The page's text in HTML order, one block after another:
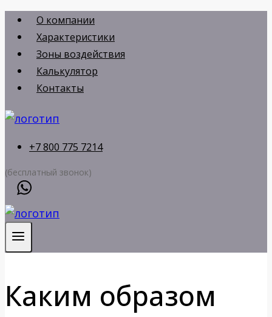
Перейти
содержимому
О компании
Характеристики
Зоны воздействия
Калькулятор
Контакты
+7 800 775 7214
(бесплатный звонок)
Каким образом